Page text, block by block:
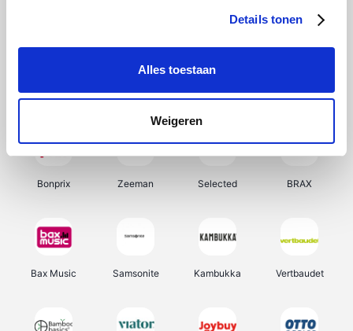
Details tonen
Alles toestaan
Weigeren
My Jewellery Tennis Point Samsung Delonghi
Bonprix Zeeman Selected BRAX
Bax Music Samsonite Kambukka Vertbaudet